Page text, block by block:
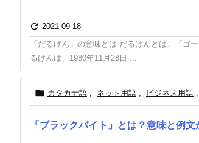
 2021-09-18
「だるけん」の意味とは だるけんとは、「ゴ
るけんは、1980年11月28日 ...
 カタカナ語 , ネット用語 , ビジネス用語 ,
「ブラックバイト」とは？意味と例文